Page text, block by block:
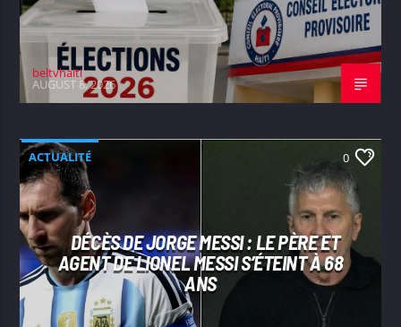
beltvhaiti
AUGUST 8, 2026
ACTUALITÉ 0
DÉCÈS DE JORGE MESSI : LE PÈRE ET
AGENT DE LIONEL MESSI S’ÉTEINT À 68
ANS